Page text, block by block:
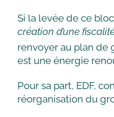
Si la levée de ce
création d’une
renvoyer au plan de
est une énergie
Pour sa part, EDF,
réorganisation du